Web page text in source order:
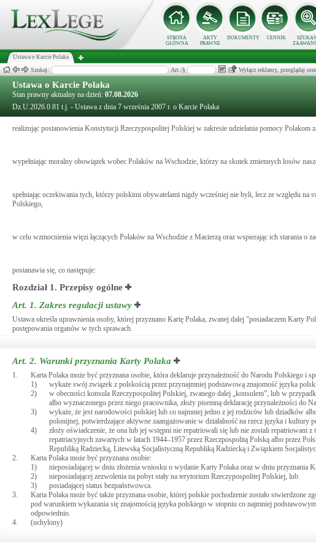
STRONA
GŁÓWNA
AKTY
PRAWNE
DOKUMENTY CENNIK
Ustawa o Karcie Polaka
Szukaj: Art./§ Wyłącz reklamy, przeglądaj
Ustawa o Karcie Polaka
Stan prawny aktualny na dzień: 07.08.2026
Dz.U.2026.0.81 t.j. - Ustawa z dnia 7 września 2007 r. o Karcie Polaka
realizując postanowienia Konstytucji Rzeczypospolitej Polskiej w zakresie udzielania pomocy
wypełniając moralny obowiązek wobec Polaków na Wschodzie, którzy na skutek zmiennych losów
spełniając oczekiwania tych, którzy polskimi obywatelami nigdy wcześniej nie byli, lecz ze względu
Polskiego,
w celu wzmocnienia więzi łączących Polaków na Wschodzie z Macierzą oraz wspierając ich starania o
postanawia się, co następuje:
Rozdział 1. Przepisy ogólne
Art. 1. Zakres regulacji ustawy
Ustawa określa uprawnienia osoby, której przyznano Kartę Polaka, zwanej dalej "posiadaczem Karty
postępowania organów w tych sprawach.
Art. 2. Warunki przyznania Karty Polaka
1.
Karta Polaka może być przyznana osobie, która deklaruje przynależność do Narodu Polskiego i
1)
wykaże swój związek z polskością przez przynajmniej podstawową znajomość języka
2)
w obecności konsula Rzeczypospolitej Polskiej, zwanego dalej „konsulem”, lub w
albo wyznaczonego przez niego pracownika, złoży pisemną deklarację przynależności do
3)
wykaże, że jest narodowości polskiej lub co najmniej jedno z jej rodziców lub dziadków
polonijnej, potwierdzające aktywne zaangażowanie w działalność na rzecz języka i
4)
złoży oświadczenie, że ona lub jej wstępni nie repatriowali się lub nie zostali
repatriacyjnych zawartych w latach 1944–1957 przez Rzeczpospolitą Polską albo przez
Republiką Radziecką, Litewską Socjalistyczną Republiką Radziecką i Związkiem
2.
Karta Polaka może być przyznana osobie:
1)
nieposiadającej w dniu złożenia wniosku o wydanie Karty Polaka oraz w dniu przyznania
2)
nieposiadającej zezwolenia na pobyt stały na terytorium Rzeczypospolitej Polskiej, lub
3)
posiadającej status bezpaństwowca.
3.
Karta Polaka może być także przyznana osobie, której polskie pochodzenie zostało
pod warunkiem wykazania się znajomością języka polskiego w stopniu co najmniej
odpowiednio.
4.
(uchylony)